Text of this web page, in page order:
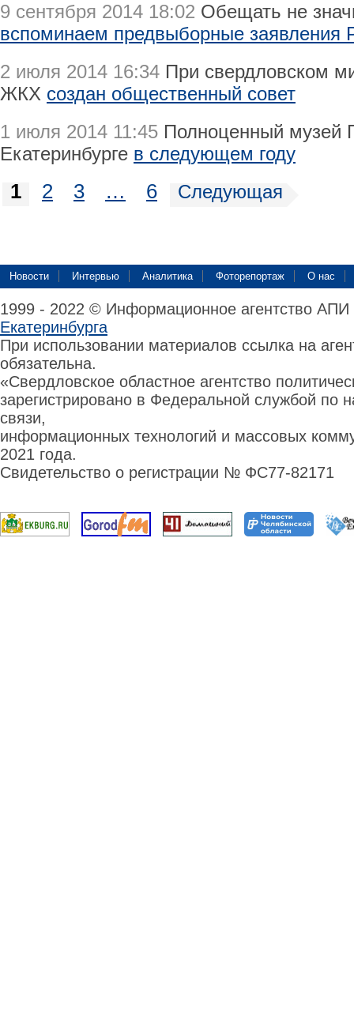
9 сентября 2014 18:02 Обещать не
вспоминаем предвыборные заявления
2 июля 2014 16:34 При свердловском
ЖКХ создан общественный совет
1 июля 2014 11:45 Полноценный музей
Екатеринбурге в следующем году
1 2 3 … 6 Следующая
Новости Интервью Аналитика Фоторепортаж О нас
1999 - 2022 © Информационное агентство
Екатеринбурга
При использовании материалов ссылка на
обязательна.
«Свердловское областное агентство
зарегистрировано в Федеральной службой по
связи,
информационных технологий и массовых
2021 года.
Свидетельство о регистрации № ФС77-82171